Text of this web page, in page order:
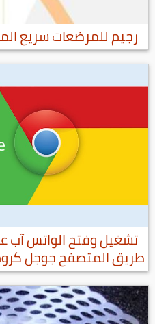
رجيم للمرضعات سريع
تشغيل وفتح الواتس آب
طريق المتصفح جوجل